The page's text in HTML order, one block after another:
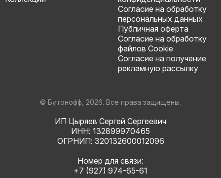
Согласие на обработку
персональных данных
Публичная оферта
Согласие на обработку
файлов Cookie
Согласие на получение
рекламную рассылку
© Бутонофф, 2026. Все права защищены.
ИП Цыряев Сергей Сергеевич
ИНН: 132899970465
ОГРНИП: 320132600012096
Номер для связи:
+7 (927) 974-65-61